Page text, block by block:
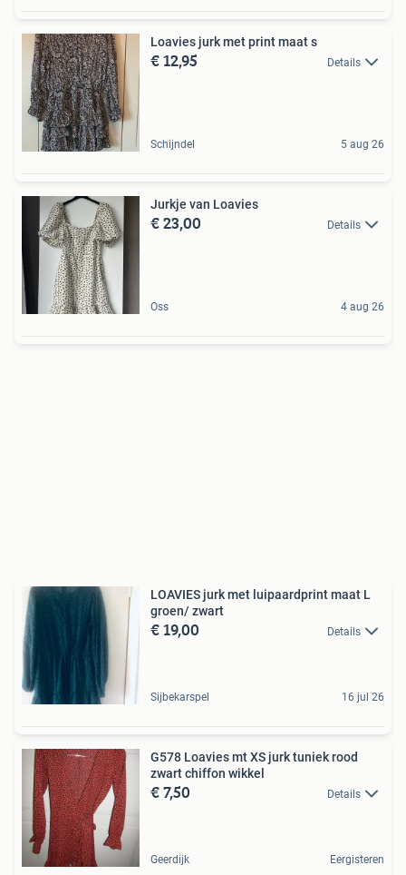
Loavies jurk met print maat s
€ 12,95 Details
Schijndel 5 aug 26
Jurkje van Loavies
€ 23,00 Details
Oss 4 aug 26
LOAVIES jurk met luipaardprint maat L
groen/ zwart
€ 19,00 Details
Sijbekarspel 16 jul 26
G578 Loavies mt XS jurk tuniek rood
zwart chiffon wikkel
€ 7,50 Details
Geerdijk Eergisteren